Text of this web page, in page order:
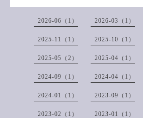
2026-06（1） 2026-03（1）
2025-11（1） 2025-10（1）
2025-05（2） 2025-04（1）
2024-09（1） 2024-04（1）
2024-01（1） 2023-09（1）
2023-02（1） 2023-01（1）